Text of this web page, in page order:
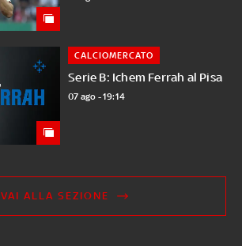
Serie B: Ichem Ferrah al Pisa
CALCIOMERCATO
07 ago - 19:14
VAI ALLA SEZIONE